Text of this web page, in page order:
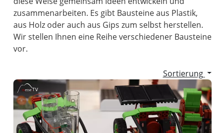
zusammenarbeiten. Es gibt Bausteine aus Plastik,
aus Holz oder auch aus Gips zum selbst herstellen.
Wir stellen Ihnen eine Reihe verschiedener Bausteine
vor.
Sortierung